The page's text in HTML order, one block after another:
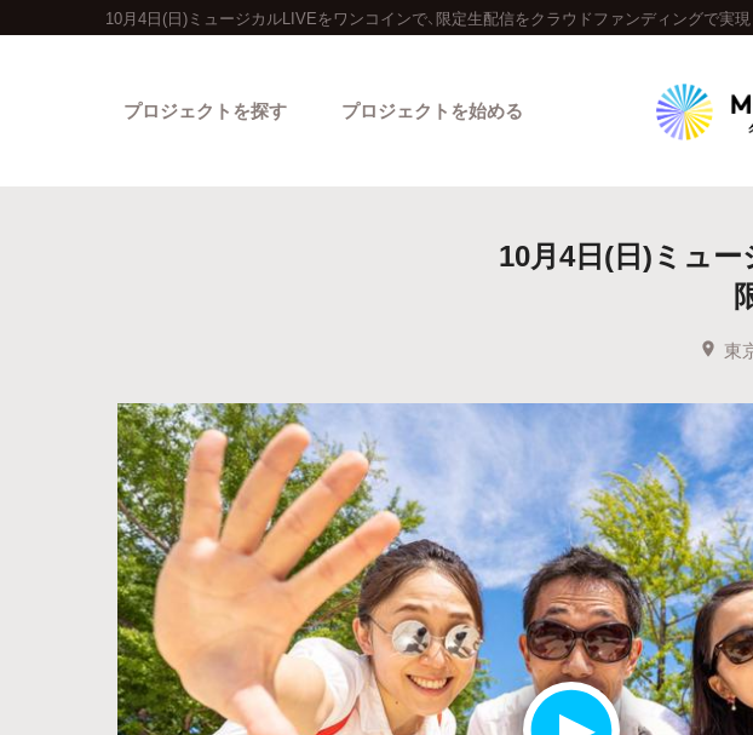
10月4日(日)ミュージカルLIVEをワンコインで、限定生配信をクラウドファンディングで実現
プロジェクトを探す
人気のプロジェクト
カテゴリーから探す タグから探す キ
最新達成プロジェ
プロジェクトを始める
10月4日(日)ミュ
東